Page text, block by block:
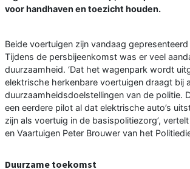
voor handhaven en toezicht houden.
Beide voertuigen zijn vandaag
Tijdens de persbijeenkomst was er veel
duurzaamheid. ‘Dat het wagenpark wordt
elektrische herkenbare voertuigen draagt bij
duurzaamheidsdoelstellingen van de politie.
een eerdere pilot al dat elektrische auto’s
zijn als voertuig in de basispolitiezorg’,
en Vaartuigen Peter Brouwer van het
Duurzame toekomst